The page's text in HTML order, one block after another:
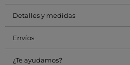
Detalles y medidas
Envíos
¿Te ayudamos?